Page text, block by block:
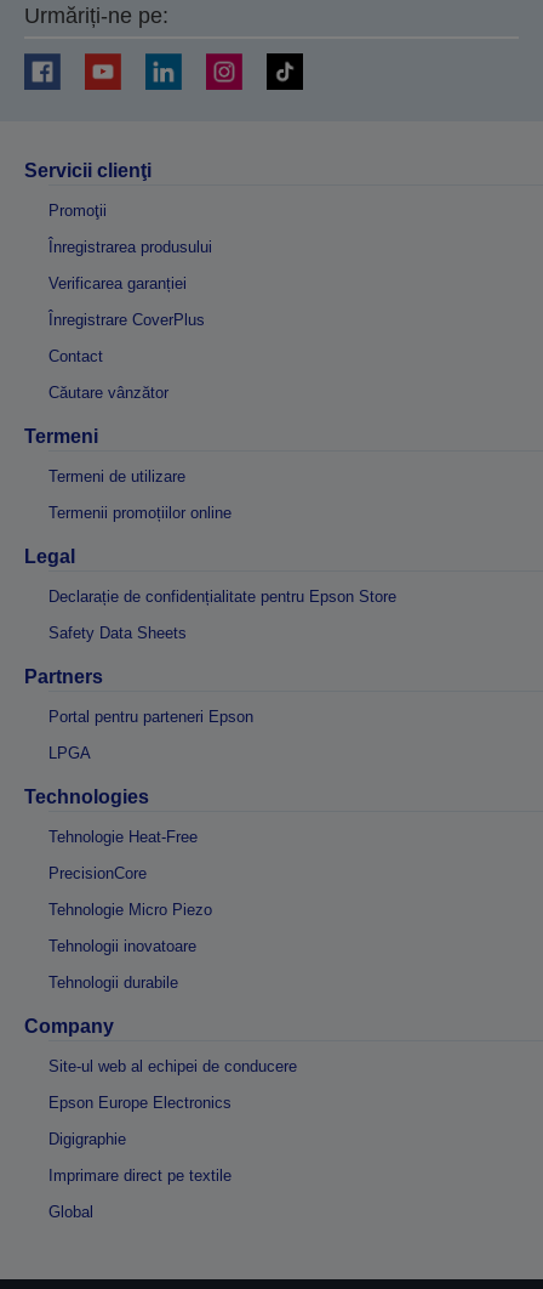
Urmăriți-ne pe:
Servicii clienţi
Promoţii
Înregistrarea produsului
Verificarea garanției
Înregistrare CoverPlus
Contact
Căutare vânzător
Termeni
Termeni de utilizare
Termenii promoțiilor online
Legal
Declarație de confidențialitate pentru Epson Store
Safety Data Sheets
Partners
Portal pentru parteneri Epson
LPGA
Technologies
Tehnologie Heat-Free
PrecisionCore
Tehnologie Micro Piezo
Tehnologii inovatoare
Tehnologii durabile
Company
Site-ul web al echipei de conducere
Epson Europe Electronics
Digigraphie
Imprimare direct pe textile
Global